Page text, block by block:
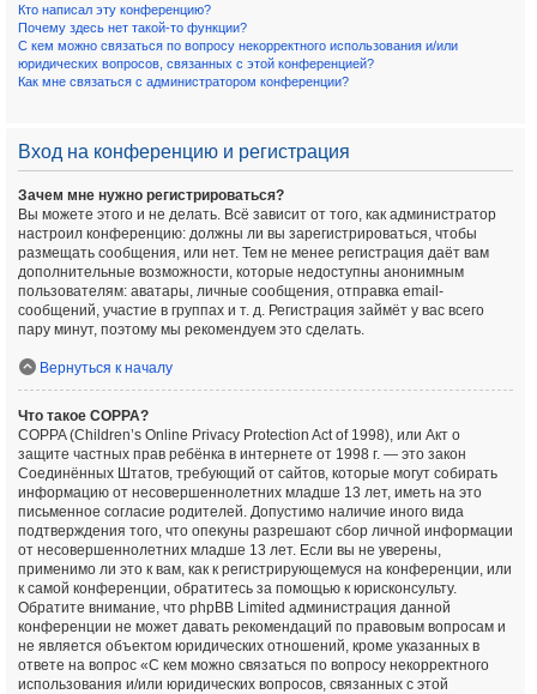
Кто написал эту конференцию?
Почему здесь нет такой-то функции?
С кем можно связаться по вопросу некорректного использования и/или
юридических вопросов, связанных с этой конференцией?
Как мне связаться с администратором конференции?
Вход на конференцию и регистрация
Зачем мне нужно регистрироваться?
Вы можете этого и не делать. Всё зависит от того, как администратор
настроил конференцию: должны ли вы зарегистрироваться, чтобы
размещать сообщения, или нет. Тем не менее регистрация даёт вам
дополнительные возможности, которые недоступны анонимным
пользователям: аватары, личные сообщения, отправка email-
сообщений, участие в группах и т. д. Регистрация займёт у вас всего
пару минут, поэтому мы рекомендуем это сделать.
Вернуться к началу
Что такое COPPA?
COPPA (Children’s Online Privacy Protection Act of 1998), или Акт о
защите частных прав ребёнка в интернете от 1998 г. — это закон
Соединённых Штатов, требующий от сайтов, которые могут собирать
информацию от несовершеннолетних младше 13 лет, иметь на это
письменное согласие родителей. Допустимо наличие иного вида
подтверждения того, что опекуны разрешают сбор личной информации
от несовершеннолетних младше 13 лет. Если вы не уверены,
применимо ли это к вам, как к регистрирующемуся на конференции, или
к самой конференции, обратитесь за помощью к юрисконсульту.
Обратите внимание, что phpBB Limited администрация данной
конференции не может давать рекомендаций по правовым вопросам и
не является объектом юридических отношений, кроме указанных в
ответе на вопрос «С кем можно связаться по вопросу некорректного
использования и/или юридических вопросов, связанных с этой